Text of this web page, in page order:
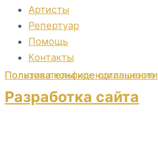
Артисты
Репертуар
Помощь
Контакты
Пользовательское соглашение
Политика конфиденциальности
Разработка сайта